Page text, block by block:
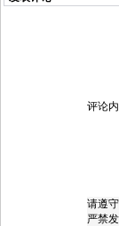
评论内
请遵守
严禁